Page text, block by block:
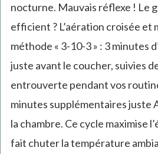
nocturne. Mauvais réflexe ! Le
efficient ? L’aération croisée et
méthode « 3-10-3 » : 3 minutes
juste avant le coucher, suivies
entrouverte pendant vos
minutes supplémentaires juste
la chambre. Ce cycle maximise
fait chuter la température